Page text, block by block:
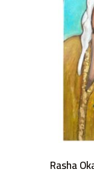
Rasha